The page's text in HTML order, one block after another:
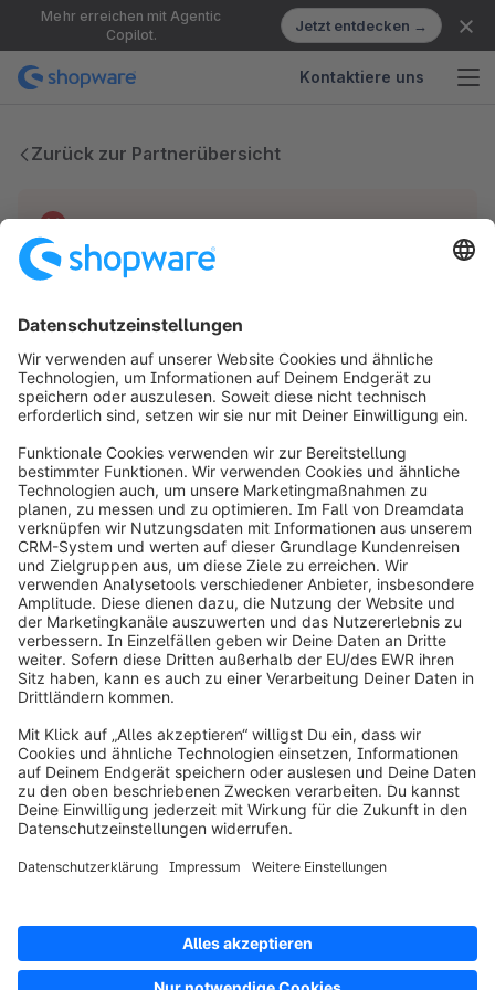
Mehr erreichen mit Agentic
Copilot.
Jetzt entdecken →
Kontaktiere uns
Zurück zur Partnerübersicht
Technische Probleme
info@shopware.com
Über Shopware
Produkt
Lösungen
Partner
Entwickler
Ressourcen
DatenschutzImpressumDigital Services Act (DSA)